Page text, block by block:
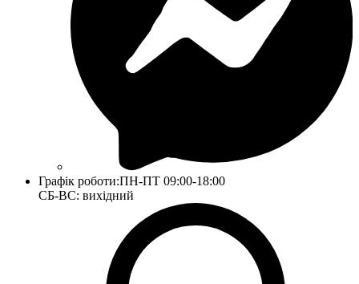
Графік роботи:ПН-ПТ 09:00-18:00
СБ-ВС: вихідний